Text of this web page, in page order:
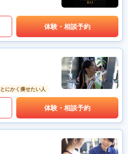
体験・相談予約
とにかく痩せたい人
体験・相談予約